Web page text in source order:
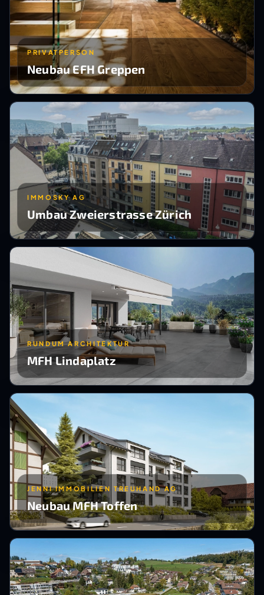
PRIVATPERSON
Neubau EFH Greppen
IMMOSKY AG
Umbau Zweierstrasse Zürich
RUNDUM ARCHITEKTUR
MFH Lindaplatz
JENNI IMMOBILIEN TREUHAND AG
Neubau MFH Toffen